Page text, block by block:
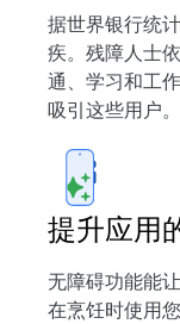
据世界银行统
疾。残障人士
通、学习和工
吸引这些用户。
提升应用
无障碍功能能
在烹饪时使用